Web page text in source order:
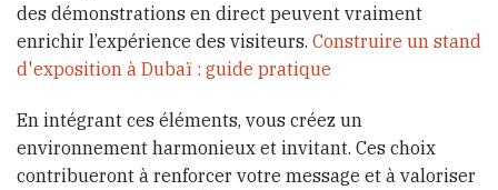
des démonstrations en direct peuvent vraiment
enrichir l’expérience des visiteurs. Construire un stand
d'exposition à Dubaï : guide pratique
En intégrant ces éléments, vous créez un
environnement harmonieux et invitant. Ces choix
contribueront à renforcer votre message et à valoriser